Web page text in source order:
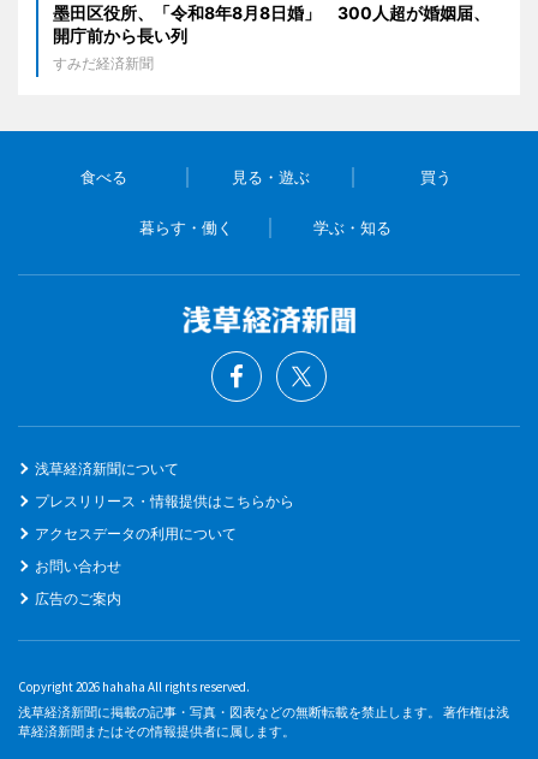
墨田区役所、「令和8年8月8日婚」 300人超が婚姻届、
開庁前から長い列
すみだ経済新聞
食べる 見る・遊ぶ 買う
暮らす・働く 学ぶ・知る
浅草経済新聞について
プレスリリース・情報提供はこちらから
アクセスデータの利用について
お問い合わせ
広告のご案内
Copyright 2026 hahaha All rights reserved.
浅草経済新聞に掲載の記事・写真・図表などの無断転載を禁止します。 著作権は浅
草経済新聞またはその情報提供者に属します。